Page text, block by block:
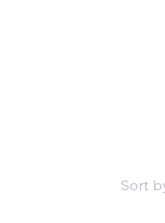
Sort